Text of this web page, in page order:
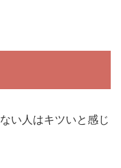
い人はキツいと感じ